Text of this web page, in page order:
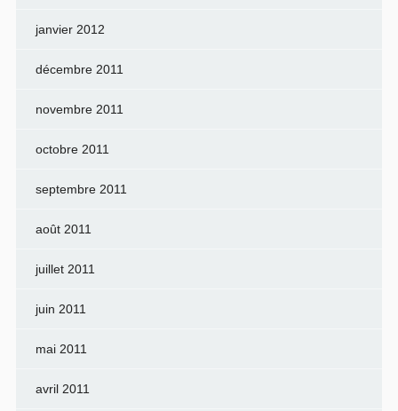
janvier 2012
décembre 2011
novembre 2011
octobre 2011
septembre 2011
août 2011
juillet 2011
juin 2011
mai 2011
avril 2011